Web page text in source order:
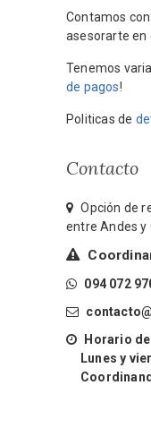
Contamos
asesorarte en
Tenemos
de pagos!
Politicas de
Contacto
Opción de
entre Andes y
094 072
Horario
Lunes y